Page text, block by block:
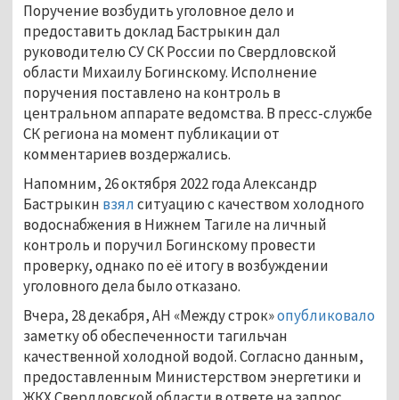
Поручение возбудить уголовное дело и
предоставить доклад Бастрыкин дал
руководителю СУ СК России по Свердловской
области Михаилу Богинскому. Исполнение
поручения поставлено на контроль в
центральном аппарате ведомства. В пресс-службе
СК региона на момент публикации от
комментариев воздержались.
Напомним, 26 октября 2022 года Александр
Бастрыкин взялситуацию с качеством холодного
водоснабжения в Нижнем Тагиле на личный
контроль и поручил Богинскому провести
проверку, однако по её итогу в возбуждении
уголовного дела было отказано.
Вчера, 28 декабря, АН «Между строк»опубликовало
заметку об обеспеченности тагильчан
качественной холодной водой. Согласно данным,
предоставленным Министерством энергетики и